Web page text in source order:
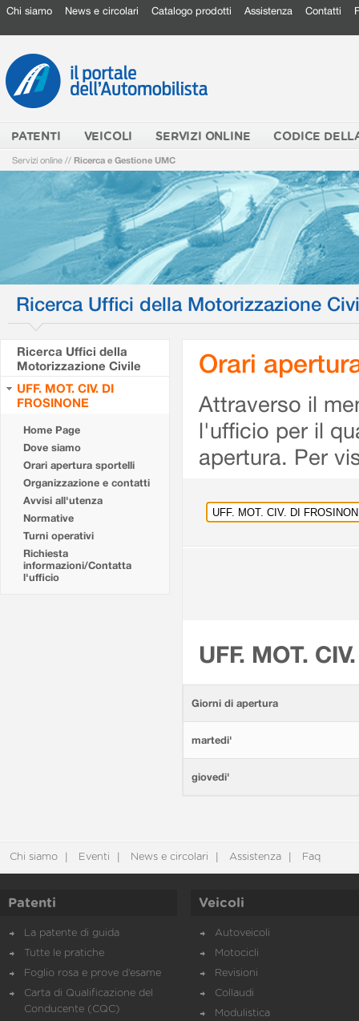
Chi siamo News e circolari Catalogo prodotti Assistenza Contatti
PATENTI VEICOLI SERVIZI ONLINE CODICE
Servizi online // Ricerca e Gestione UMC
Ricerca Uffici della Motorizzazione
Ricerca Uffici della
Motorizzazione Civile
UFF. MOT. CIV. DI
FROSINONE
Home Page
Dove siamo
Orari apertura sportelli
Organizzazione e contatti
Avvisi all'utenza
Normative
Turni operativi
Richiesta
informazioni/Contatta
l'ufficio
Orari
Attraverso il
l'ufficio per il
apertura. Per
UFF. MOT.
Giorni di apertura
martedi'
giovedi'
Chi siamo Eventi News e circolari Assistenza Faq
Patenti
La patente di guida
Tutte le pratiche
Foglio rosa e prove d’esame
Carta di Qualificazione del
Conducente (CQC)
Veicoli
Autoveicoli
Motocicli
Revisioni
Collaudi
Modulistica